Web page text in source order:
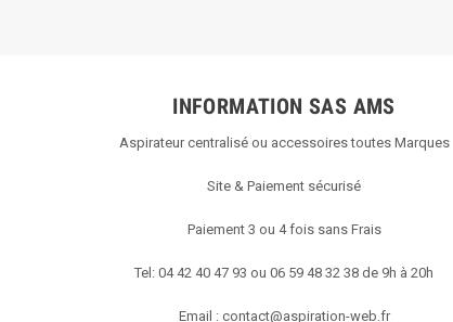
INFORMATION SAS AMS
Aspirateur centralisé ou accessoires toutes Marques
Site & Paiement sécurisé
Paiement 3 ou 4 fois sans Frais
Tel: 04 42 40 47 93 ou 06 59 48 32 38 de 9h à 20h
Email : contact@aspiration-web.fr